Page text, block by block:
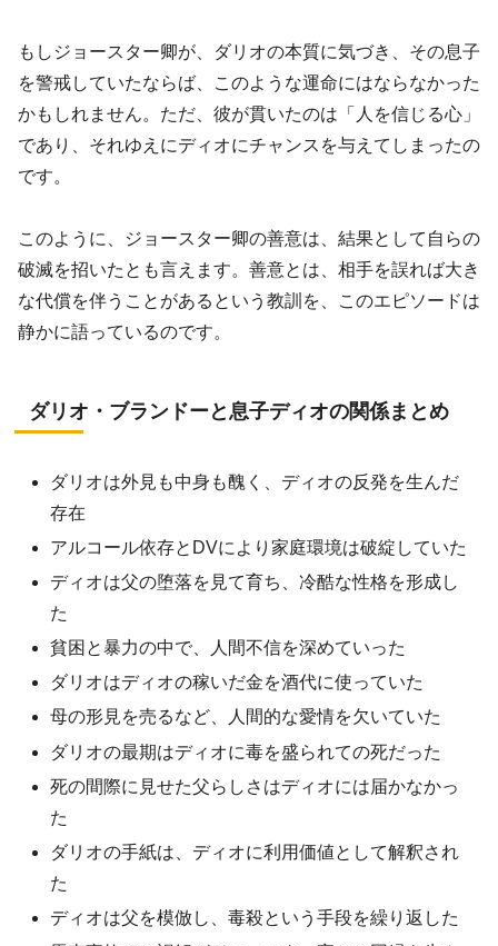
もしジョースター卿が、ダリオの本質に気づき、その息子
を警戒していたならば、このような運命にはならなかった
かもしれません。ただ、彼が貫いたのは「人を信じる心」
であり、それゆえにディオにチャンスを与えてしまったの
です。
このように、ジョースター卿の善意は、結果として自らの
破滅を招いたとも言えます。善意とは、相手を誤れば大き
な代償を伴うことがあるという教訓を、このエピソードは
静かに語っているのです。
ダリオ・ブランドーと息子ディオの関係まとめ
ダリオは外見も中身も醜く、ディオの反発を生んだ
存在
アルコール依存とDVにより家庭環境は破綻していた
ディオは父の堕落を見て育ち、冷酷な性格を形成し
た
貧困と暴力の中で、人間不信を深めていった
ダリオはディオの稼いだ金を酒代に使っていた
母の形見を売るなど、人間的な愛情を欠いていた
ダリオの最期はディオに毒を盛られての死だった
死の間際に見せた父らしさはディオには届かなかっ
た
ダリオの手紙は、ディオに利用価値として解釈され
た
ディオは父を模倣し、毒殺という手段を繰り返した